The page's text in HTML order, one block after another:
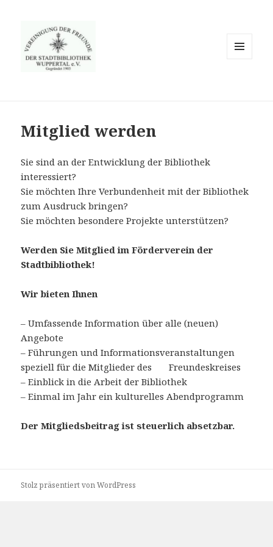
Mitglied werden
Sie sind an der Entwicklung der Bibliothek
interessiert?
Sie möchten Ihre Verbundenheit mit der Bibliothek
zum Ausdruck bringen?
Sie möchten besondere Projekte unterstützen?
Werden Sie Mitglied im Förderverein der
Stadtbibliothek!
Wir bieten Ihnen
– Umfassende Information über alle (neuen)
Angebote
– Führungen und Informationsveranstaltungen
speziell für die Mitglieder des Freundeskreises
– Einblick in die Arbeit der Bibliothek
– Einmal im Jahr ein kulturelles Abendprogramm
Der Mitgliedsbeitrag ist steuerlich absetzbar.
Stolz präsentiert von WordPress